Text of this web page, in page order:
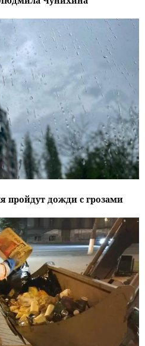
пройдут дожди с грозами